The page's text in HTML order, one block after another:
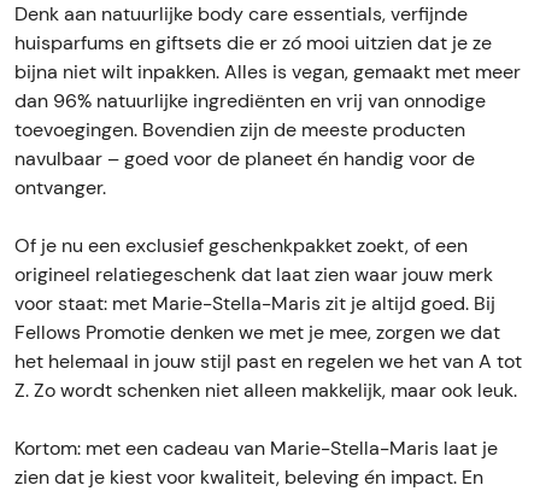
Denk aan natuurlijke body care essentials, verfijnde
huisparfums en giftsets die er zó mooi uitzien dat je ze
bijna niet wilt inpakken. Alles is vegan, gemaakt met meer
dan 96% natuurlijke ingrediënten en vrij van onnodige
toevoegingen. Bovendien zijn de meeste producten
navulbaar – goed voor de planeet én handig voor de
ontvanger.
Of je nu een exclusief geschenkpakket zoekt, of een
origineel relatiegeschenk dat laat zien waar jouw merk
voor staat: met Marie-Stella-Maris zit je altijd goed. Bij
Fellows Promotie denken we met je mee, zorgen we dat
het helemaal in jouw stijl past en regelen we het van A tot
Z. Zo wordt schenken niet alleen makkelijk, maar ook leuk.
Kortom: met een cadeau van Marie-Stella-Maris laat je
zien dat je kiest voor kwaliteit, beleving én impact. En